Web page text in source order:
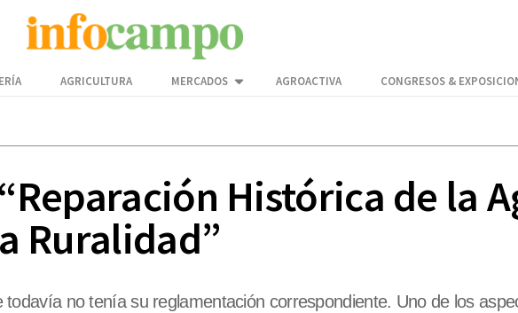
AGRICULTURA MERCADOS AGROACTIVA CONGRESOS &
Histórica de la
Ruralidad”
no tenía su reglamentación correspondiente. Uno de los